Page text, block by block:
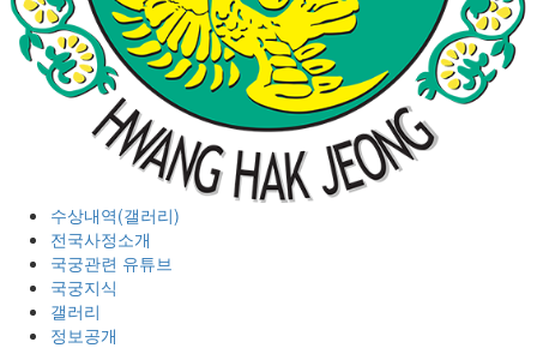
수상내역(갤러리)
전국사정소개
국궁관련 유튜브
국궁지식
갤러리
정보공개